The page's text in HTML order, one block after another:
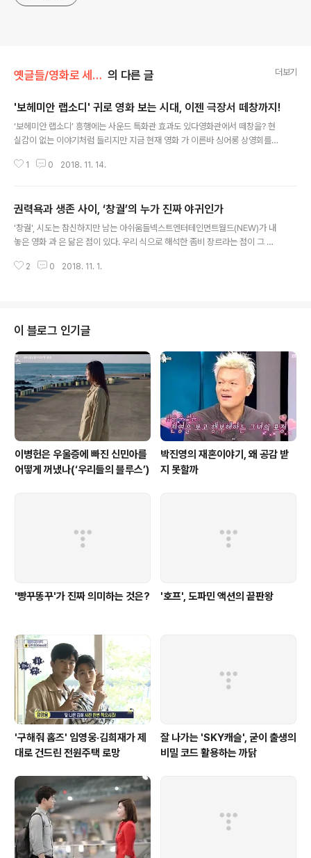
옛글들/영화로 세상보기 의 다른 글 더보기
'보헤미안 랩소디' 귀로 영화 보는 시대, 이젠 극장서 떼창까지!
‘보헤미안 랩소디’ 흥행에는 사운드 특화관 효과도 있다영화관에서 떼창을? 현
실감이 없는 이야기처럼 들리지만 지금 현재 영화 가 이른바 싱어롱 상영회를
9일까지 진행된 데 이어, 호응이 이어지자 10일부터 13일까지 연장됐다. 이런
며, 글램록에서부터 하드록, 헤비메탈, 프로그래시브록까지 다양한 장르들을 실
험하며 무수한 명곡을 쏟아냈던 퀸의 명곡들을 영화를 통해 다시 듣는다는 건
그 자체만으로도 즐거운 일이 아닐 수 없다. 프레디 머큐리부터 브라이언 메이,
1 0 2018. 11. 14.
권력욕과 생존 사이, ‘창궐’의 누가 진짜 야귀인가
'창궐', 시도는 참신하지만 남는 아쉬움들넥스트엔터테인먼트월드(NEW)가 내
놓은 영화 과 은 닮은 점이 있다. 우리 식으로 해석한 좀비 장르라는 점이 그 첫
는 놀라운 흥행을 기록했다. 두 번째로 비슷한 건 다소 폐쇄적인 특정 공간에 집
다른 좀비라는 존재에 대한 해석이 들어있다는 점이다. 그것은 좀비가 바로 민
초라는 시선이다. 에서는 가족이 좀비로 변화해 결국 어쩔 수 없이 싸우게 되는
그 과정을 ..
2 0 2018. 11. 1.
이 블로그 인기글
이병헌은 우울증에 빠진 신민아를
어떻게 꺼냈나(‘우리들의 블루스’)
박진영의 재혼이야기, 왜 공감 받
지 못할까
'빵꾸똥꾸'가 진짜 의미하는 것은? '호프', 도파민 액션의 끝판왕
'구해줘 홈즈' 임영웅·김희재가 제
대로 건드린 전원주택 로망
잘 나가는 'SKY캐슬', 굳이 출생의
비밀 코드 활용하는 까닭